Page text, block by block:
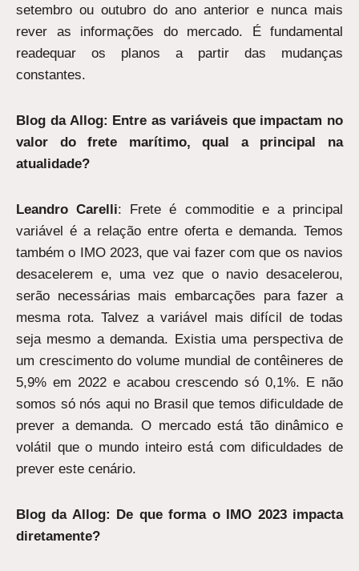
setembro ou outubro do ano anterior e nunca mais
rever as informações do mercado. É fundamental
readequar os planos a partir das mudanças
constantes.
Blog da Allog: Entre as variáveis que impactam no
valor do frete marítimo, qual a principal na
atualidade?
Leandro Carelli: Frete é commoditie e a principal
variável é a relação entre oferta e demanda. Temos
também o IMO 2023, que vai fazer com que os navios
desacelerem e, uma vez que o navio desacelerou,
serão necessárias mais embarcações para fazer a
mesma rota. Talvez a variável mais difícil de todas
seja mesmo a demanda. Existia uma perspectiva de
um crescimento do volume mundial de contêineres de
5,9% em 2022 e acabou crescendo só 0,1%. E não
somos só nós aqui no Brasil que temos dificuldade de
prever a demanda. O mercado está tão dinâmico e
volátil que o mundo inteiro está com dificuldades de
prever este cenário.
Blog da Allog: De que forma o IMO 2023 impacta
diretamente?